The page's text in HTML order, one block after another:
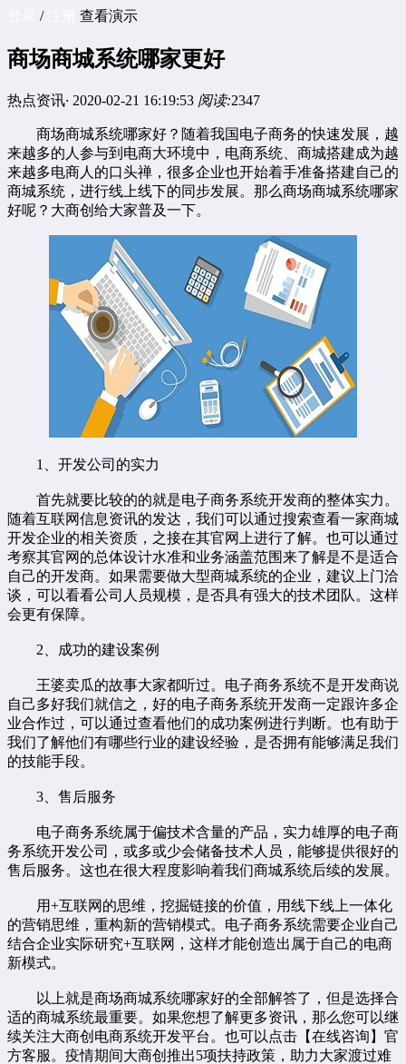
/注册 查看演示
商场商城系统哪家更好
热点资讯· 2020-02-21 16:19:53 阅读:2347
商场商城系统哪家好？随着我国电子商务的快速发展，越
来越多的人参与到电商大环境中，电商系统、商城搭建成为越
来越多电商人的口头禅，很多企业也开始着手准备搭建自己的
商城系统，进行线上线下的同步发展。那么商场商城系统哪家
好呢？大商创给大家普及一下。
1、开发公司的实力
首先就要比较的的就是电子商务系统开发商的整体实力。
随着互联网信息资讯的发达，我们可以通过搜索查看一家商城
开发企业的相关资质，之接在其官网上进行了解。也可以通过
考察其官网的总体设计水准和业务涵盖范围来了解是不是适合
自己的开发商。如果需要做大型商城系统的企业，建议上门洽
谈，可以看看公司人员规模，是否具有强大的技术团队。这样
会更有保障。
2、成功的建设案例
王婆卖瓜的故事大家都听过。电子商务系统不是开发商说
自己多好我们就信之，好的电子商务系统开发商一定跟许多企
业合作过，可以通过查看他们的成功案例进行判断。也有助于
我们了解他们有哪些行业的建设经验，是否拥有能够满足我们
的技能手段。
3、售后服务
电子商务系统属于偏技术含量的产品，实力雄厚的电子商
务系统开发公司，或多或少会储备技术人员，能够提供很好的
售后服务。这也在很大程度影响着我们商城系统后续的发展。
用+互联网的思维，挖掘链接的价值，用线下线上一体化
的营销思维，重构新的营销模式。电子商务系统需要企业自己
结合企业实际研究+互联网，这样才能创造出属于自己的电商
新模式。
以上就是商场商城系统哪家好的全部解答了，但是选择合
适的商城系统最重要。如果您想了解更多资讯，那么您可以继
续关注大商创 电商系统开发平台。也可以点击【在线咨询 】官
方客服。疫情期间大商创推出5项扶持政策，助力大家渡过难